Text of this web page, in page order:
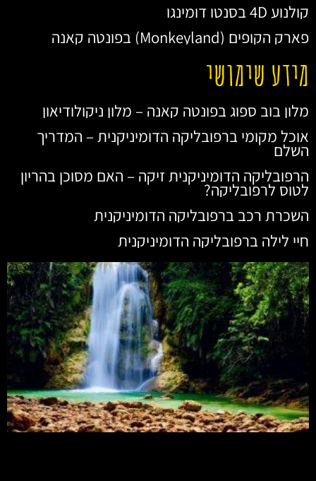
קולנוע 4D בסנטו דומינגו
פארק הקופים (Monkeyland) בפונטה קאנה
מידע שימושי
מלון בוב ספוג בפונטה קאנה – מלון ניקולודיאון
אוכל מקומי ברפובליקה הדומיניקנית – המדריך
השלם
הרפובליקה הדומיניקנית זיקה – האם מסוכן בהריון
לטוס לרפובליקה?
השכרת רכב ברפובליקה הדומיניקנית
חיי לילה ברפובליקה הדומיניקנית